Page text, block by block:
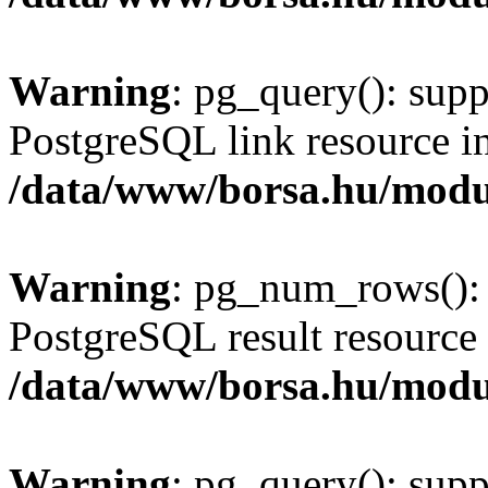
Warning: pg_query():
PostgreSQL link resource
/data/www/borsa.hu/
Warning:
PostgreSQL result
/data/www/borsa.hu/